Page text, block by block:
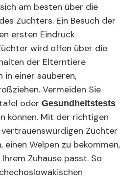
am besten über die
Züchters. Ein Besuch der
ersten Eindruck
wird offen über die
der Elterntiere
in einer sauberen,
Vermeiden Sie
oder Gesundheitstests
können. Mit der richtigen
Züchter
einen Welpen zu bekommen,
Zuhause passt. So